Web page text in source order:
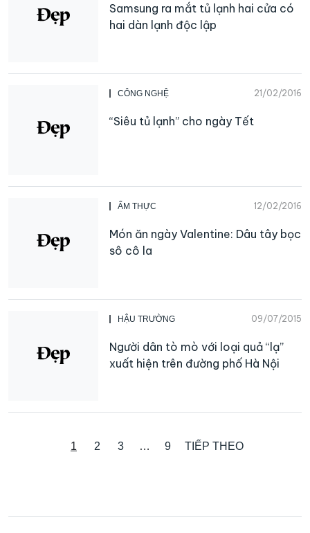
Samsung ra mắt tủ lạnh hai cửa có
hai dàn lạnh độc lập
CÔNG NGHỆ 21/02/2016
“Siêu tủ lạnh” cho ngày Tết
ẨM THỰC 12/02/2016
Món ăn ngày Valentine: Dâu tây bọc
sô cô la
HẬU TRƯỜNG 09/07/2015
Người dân tò mò với loại quả “lạ”
xuất hiện trên đường phố Hà Nội
1 2 3 … 9 TIẾP THEO